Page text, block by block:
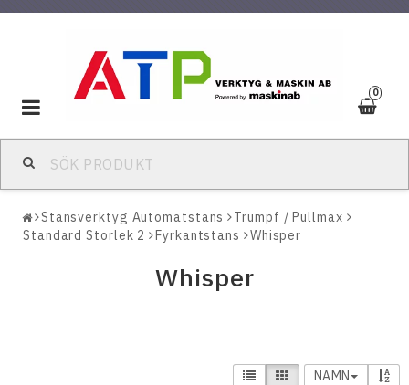
0
Toggle
navigation
Stansverktyg Automatstans
Trumpf / Pullmax
Standard Storlek 2
Fyrkantstans Whisper
Whisper
NAMN